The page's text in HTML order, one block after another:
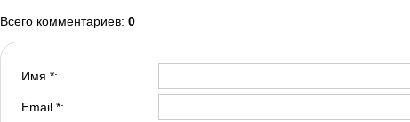
Всего комментариев:0
Имя *:
Email *: